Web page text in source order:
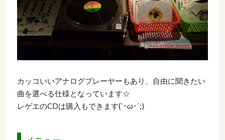
カッコいいアナログプレーヤーもあり、自由に聞きたい
曲を選べる仕様となっています☆
レゲエのCDは購入もできます(`･ω･´;)